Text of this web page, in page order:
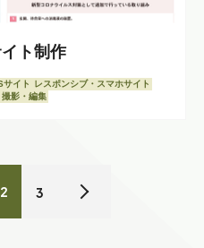
ト制作
サイト
レスポンシブ・スマホサイト
撮影・編集
2 3